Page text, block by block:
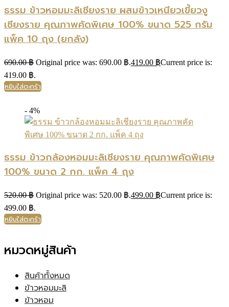
ธรรม ข้าวหอมมะลิเชียงราย ผสมข้าวเหนียวเขี้ยวงู
เชียงราย คุณภาพคัดพิเศษ 100% ขนาด 525 กรัม
แพ็ค 10 ถุง (ยกลัง)
690.00฿ Original price was: 690.00 ฿.419.00 ฿Current price is:
419.00 ฿.
หยิบใส่ตะกร้า
- 4%
ธรรม ข้าวกล้องหอมมะลิเชียงราย คุณภาพคัดพิเศษ
100% ขนาด 2 กก. แพ็ค 4 ถุง
520.00฿ Original price was: 520.00 ฿.499.00 ฿Current price is:
499.00 ฿.
หยิบใส่ตะกร้า
หมวดหมู่สินค้า
สินค้าทั้งหมด
ข้าวหอมมะลิ
ข้าวหอม